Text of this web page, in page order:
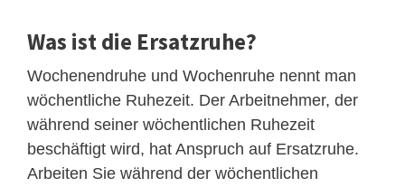
Was ist die Ersatzruhe?
Wochenendruhe und Wochenruhe nennt man
wöchentliche Ruhezeit. Der Arbeitnehmer, der
während seiner wöchentlichen Ruhezeit
beschäftigt wird, hat Anspruch auf Ersatzruhe.
Arbeiten Sie während der wöchentlichen